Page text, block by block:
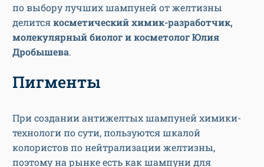
по выбору лучших шампуней от желтизны
делитсякосметический химик-разработчик,
молекулярный биолог и косметолог Юлия
Дробышева.
Пигменты
При создании антижелтых шампуней химики-
технологи по сути, пользуются шкалой
колористов по нейтрализации желтизны,
поэтому на рынке есть как шампуни для